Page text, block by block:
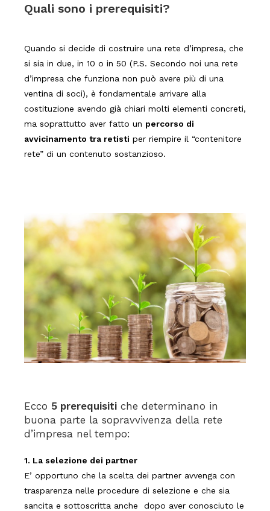
Quali sono i prerequisiti?
Quando si decide di costruire una rete d’impresa, che
si sia in due, in 10 o in 50 (P.S. Secondo noi una rete
d’impresa che funziona non può avere più di una
ventina di soci), è fondamentale arrivare alla
costituzione avendo già chiari molti elementi concreti,
ma soprattutto aver fatto un percorso di
avvicinamento tra retisti per riempire il “contenitore
rete” di un contenuto sostanzioso.
Ecco 5 prerequisiti che determinano in
buona parte la sopravvivenza della rete
d’impresa nel tempo:
1. La selezione dei partner
E’ opportuno che la scelta dei partner avvenga con
trasparenza nelle procedure di selezione e che sia
sancita e sottoscritta anche dopo aver conosciuto le